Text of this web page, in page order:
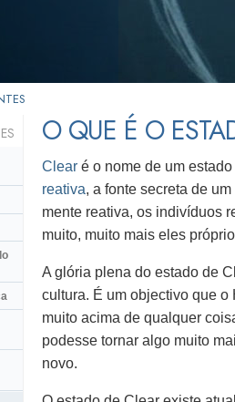
O QUE É O
Clear é o nome de um
reativa, a fonte secreta de
mente reativa, os indivíduos
muito, muito mais eles
A glória plena do estado de
cultura. É um objectivo que o
muito acima de qualquer
podesse tornar algo muito
novo.